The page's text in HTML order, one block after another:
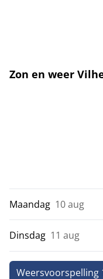
Zon en weer
Maandag 10 aug
Dinsdag 11 aug
Weersvoorspelling